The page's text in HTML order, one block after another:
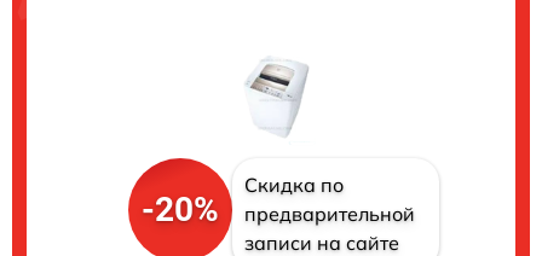
-20%
Скидка по
предварительной
записи на сайте